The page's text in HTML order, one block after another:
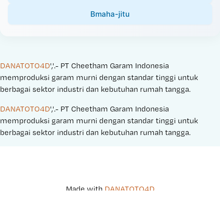
Bmaha-jitu
DANATOTO4D','.- PT Cheetham Garam Indonesia
memproduksi garam murni dengan standar tinggi untuk
berbagai sektor industri dan kebutuhan rumah tangga.
DANATOTO4D','.- PT Cheetham Garam Indonesia
memproduksi garam murni dengan standar tinggi untuk
berbagai sektor industri dan kebutuhan rumah tangga.
Made with DANATOTO4D